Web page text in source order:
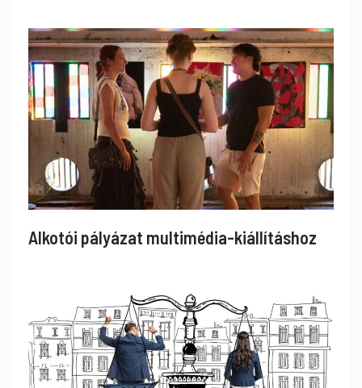
Alkotói pályázat multimédia-kiállításhoz